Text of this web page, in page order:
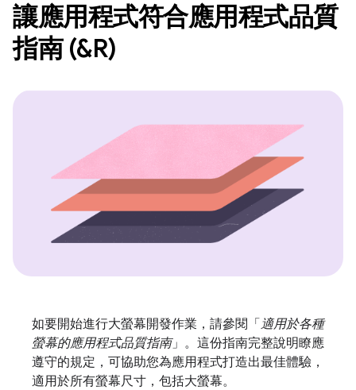
讓應用程式符合應用程式品質
指南 (&R)
如要開始進行大螢幕開發作業，請參閱「適用於各種
螢幕的應用程式品質指南」。這份指南完整說明瞭應
遵守的規定，可協助您為應用程式打造出最佳體驗，
適用於所有螢幕尺寸，包括大螢幕。